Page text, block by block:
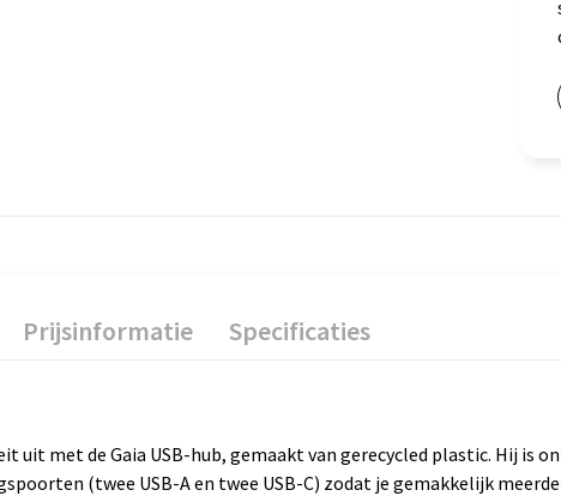
Prijsinformatie Specificaties
uit met de Gaia USB-hub, gemaakt van gerecycled plastic. Hij is
(twee USB-A en twee USB-C) zodat je gemakkelijk